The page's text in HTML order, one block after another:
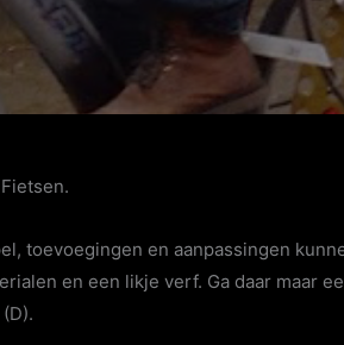
toevoegingen en aanpassingen
en een likje verf. Ga daar maar